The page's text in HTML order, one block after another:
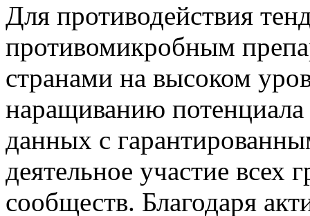
Для противодействия
противомикробным
странами на высоком
наращиванию
данных с
деятельное участие всех
сообществ. Благодаря